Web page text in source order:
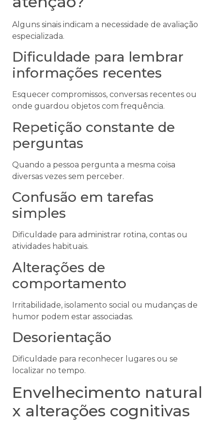
Alguns sinais indicam a necessidade de avaliação
especializada.
Dificuldade para lembrar
informações recentes
Esquecer compromissos, conversas recentes ou
onde guardou objetos com frequência.
Repetição constante de
perguntas
Quando a pessoa pergunta a mesma coisa
diversas vezes sem perceber.
Confusão em tarefas
simples
Dificuldade para administrar rotina, contas ou
atividades habituais.
Alterações de
comportamento
Irritabilidade, isolamento social ou mudanças de
humor podem estar associadas.
Desorientação
Dificuldade para reconhecer lugares ou se
localizar no tempo.
Envelhecimento natural
x alterações cognitivas